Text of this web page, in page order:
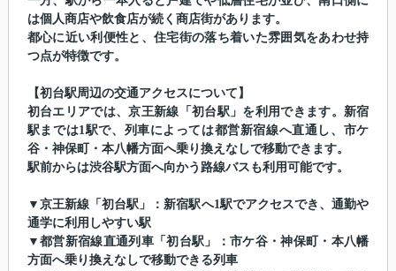
は個人商店や飲食店が続く商店街があります。
都心に近い利便性と、住宅街の落ち着いた雰囲気をあわせ持
つ点が特徴です。
【初台駅周辺の交通アクセスについて】
初台エリアでは、京王新線「初台駅」を利用できます。新宿
駅までは1駅で、列車によっては都営新宿線へ直通し、市ケ
谷・神保町・本八幡方面へ乗り換えなしで移動できます。
駅前からは渋谷駅方面へ向かう路線バスも利用可能です。
▼京王新線「初台駅」：新宿駅へ1駅でアクセスでき、通勤や
通学に利用しやすい駅
▼都営新宿線直通列車「初台駅」：市ケ谷・神保町・本八幡
方面へ乗り換えなしで移動できる列車